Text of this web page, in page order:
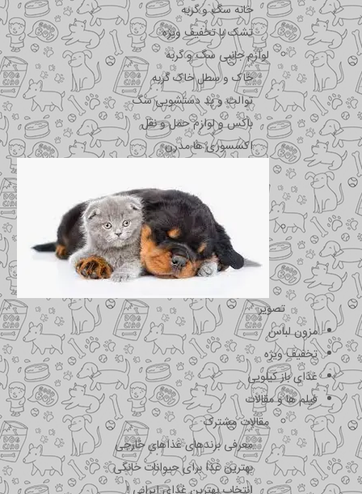
خانه سگ و گربه
تشک با تخفیف ویژه
لوازم جانبی سگ و گربه
خاک و سطل خاک گربه
توالت و پد دستشویی سگ
باکس و لوازم حمل و نقل
اکسسوری ها مدرن
تصویر
مزون لباس
تخفیف ویژه
غذای باز کیلویی
فیلم ها و مقالات
مقالات مشترک
معرفی برندهای غذاهای خارجی
بهترین غذا برای حیوانات خانگی